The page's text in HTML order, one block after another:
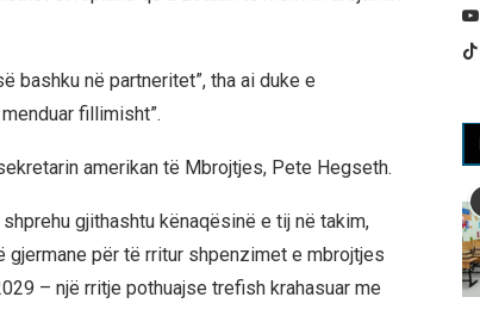
bashku në partneritet”, tha ai duke e
fillimisht”.
amerikan të Mbrojtjes, Pete Hegseth.
gjithashtu kënaqësinë e tij në takim,
për të rritur shpenzimet e mbrojtjes
– një rritje pothuajse trefish krahasuar me